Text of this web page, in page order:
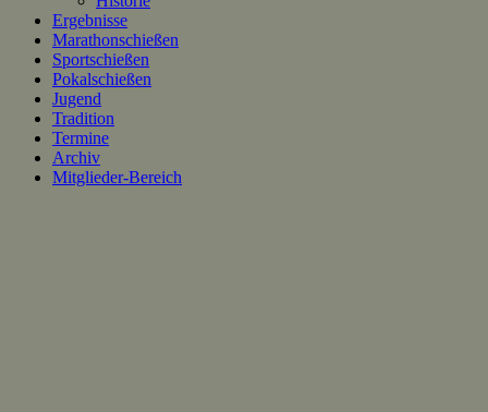
Ergebnisse
Marathonschießen
Sportschießen
Pokalschießen
Jugend
Tradition
Termine
Archiv
Mitglieder-Bereich